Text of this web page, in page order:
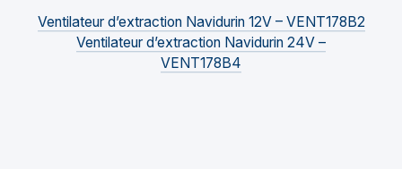
Ventilateur d’extraction Navidurin 12V – VENT178B2
Ventilateur d’extraction Navidurin 24V –
VENT178B4